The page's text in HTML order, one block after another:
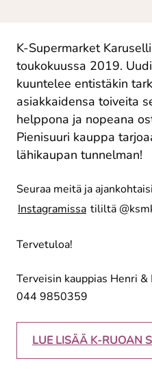
K-Supermarket
toukokuussa 2019.
kuuntelee entistäkin
asiakkaidensa toiveita
helppona ja nopeana
Pienisuuri kauppa
lähikaupan tunnelman!
Seuraa meitä ja
Instagramissa tililtä
Tervetuloa!
Terveisin kauppias Henri
044 9850359
LUE LISÄÄ K-RUOAN